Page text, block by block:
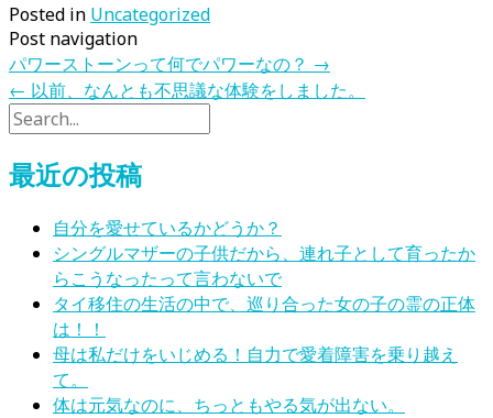
Posted in Uncategorized
Post navigation
パワーストーンって何でパワーなの？ →
← 以前、なんとも不思議な体験をしました。
最近の投稿
自分を愛せているかどうか？
シングルマザーの子供だから、連れ子として育ったか
らこうなったって言わないで
タイ移住の生活の中で、巡り合った女の子の霊の正体
は！！
母は私だけをいじめる！自力で愛着障害を乗り越え
て。
体は元気なのに、ちっともやる気が出ない。